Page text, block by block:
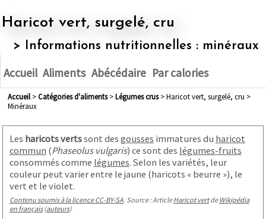
Haricot vert, surgelé, cru
> Informations nutritionnelles : minéraux
Accueil Aliments Abécédaire Par calories
Accueil> Catégories d'aliments> légumes crus> Haricot vert, surgelé, cru >
Minéraux
Les haricots vertssont des gousses immatures du haricot
commun (Phaseolus vulgaris) ce sont des légumes-fruits
consommés comme légumes. Selon les variétés, leur
couleur peut varier entre le jaune (haricots « beurre »), le
vert et le violet.
Contenu soumis à la licence CC-BY-SA. Source : ArticleHaricot vertde Wikipédia
en français(auteurs)